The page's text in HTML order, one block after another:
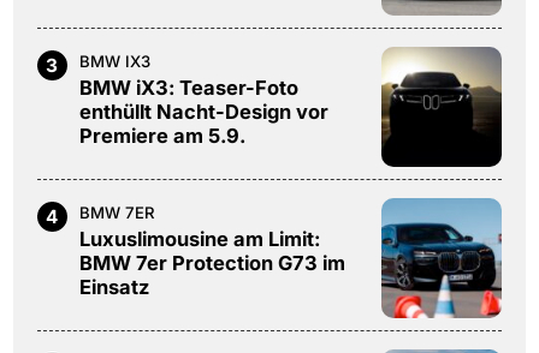
3 BMW IX3
BMW iX3: Teaser-Foto
enthüllt Nacht-Design vor
Premiere am 5.9.
4 BMW 7ER
Luxuslimousine am Limit:
BMW 7er Protection G73 im
Einsatz